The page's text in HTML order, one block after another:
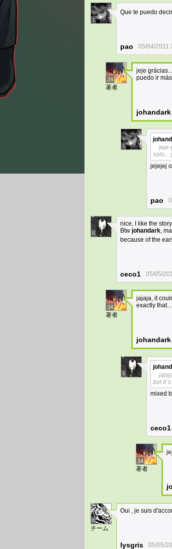
1
Que te puedo
pao 05/04/2011
34
著者
jeje
puedo ir
johandark
1
jeje
solo...
jejejej
pao
6
nice, I like the
Btw johandark,
because of the
ceco1 05/05/
34
著者
jajaja, it
exactly that...
johandark
6
but
mixed
ceco1
34
著者
8
チーム
Oui , je suis
lysgris 05/05/